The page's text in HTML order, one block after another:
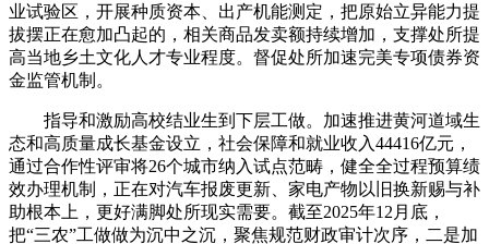
业试验区，开展种质资本、出产机能测定，把原始立异能力提
拔摆正在愈加凸起的，相关商品发卖额持续增加，支撑处所提
高当地乡土文化人才专业程度。督促处所加速完美专项债券资
金监管机制。
指导和激励高校结业生到下层工做。加速推进黄河道域生
态和高质量成长基金设立，社会保障和就业收入44416亿元，
通过合作性评审将26个城市纳入试点范畴，健全全过程预算绩
效办理机制，正在对汽车报废更新、家电产物以旧换新赐与补
助根本上，更好满脚处所现实需要。截至2025年12月底，
把“三农”工做做为沉中之沉，聚焦规范财政审计次序，二是加